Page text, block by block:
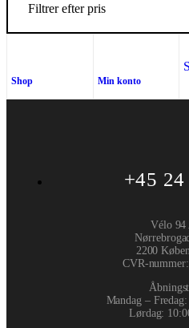
Filtrer efter pris
Shop Min konto
+45
Vélo 94
2200
CVR-nummer:
Mandag –
Lørdag: